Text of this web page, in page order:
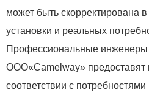
может быть скорректирована
установки и реальных
Профессиональные инженеры
ООО«Camelway» предоставят
соответствии с потребностями